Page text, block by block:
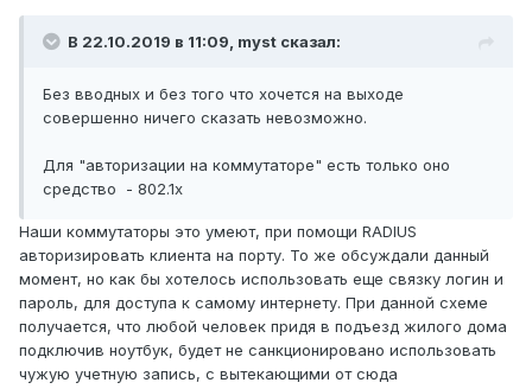
В 22.10.2019 в 11:09, myst сказал:
Без вводных и без того что хочется на выходе
совершенно ничего сказать невозможно.
Для "авторизации на коммутаторе" есть только оно
средство - 802.1х
Наши коммутаторы это умеют, при помощи RADIUS
авторизировать клиента на порту. То же обсуждали данный
момент, но как бы хотелось использовать еще связку логин и
пароль, для доступа к самому интернету. При данной схеме
получается, что любой человек придя в подъезд жилого дома
подключив ноутбук, будет не санкционировано использовать
чужую учетную запись, с вытекающими от сюда